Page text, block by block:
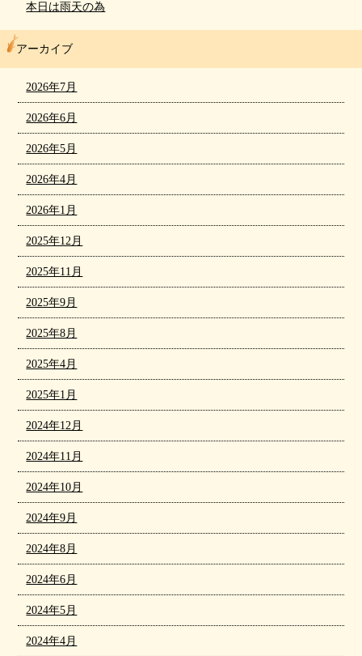
本日は雨天の為
アーカイブ
2026年7月
2026年6月
2026年5月
2026年4月
2026年1月
2025年12月
2025年11月
2025年9月
2025年8月
2025年4月
2025年1月
2024年12月
2024年11月
2024年10月
2024年9月
2024年8月
2024年6月
2024年5月
2024年4月